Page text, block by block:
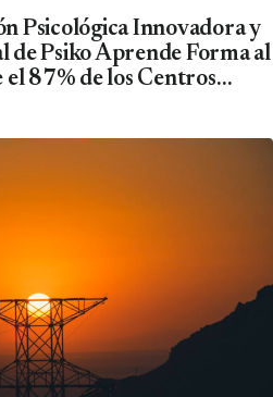
Psicológica Innovadora y
Psiko Aprende Forma al
87% de los Centros
Encuentra